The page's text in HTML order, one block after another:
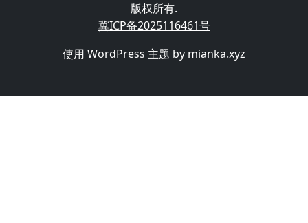
版权所有.
冀ICP备2025116461号
使用 WordPress 主题 by mianka.xyz